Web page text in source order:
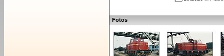
Fotos